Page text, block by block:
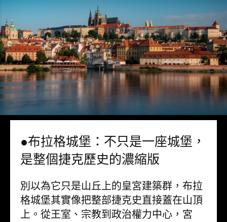
●布拉格城堡：不只是一座城堡，
是整個捷克歷史的濃縮版
別以為它只是山丘上的皇宮建築群，布拉
格城堡其實像把整部捷克史直接蓋在山頂
上。從王室、宗教到政治權力中心，宮